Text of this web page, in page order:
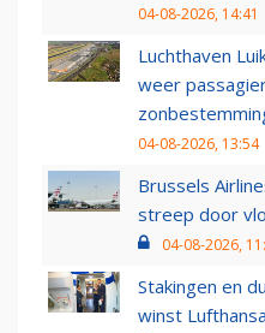
04-08-2026, 14:41
Luchthaven
weer
04-08-2026, 13:54
Brussels
streep door
04-08-2026,
Stakingen en
winst